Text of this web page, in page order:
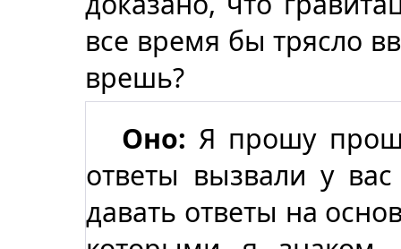
все время бы трясло
врешь?
Оно: Я прошу
ответы вызвали у
давать ответы на